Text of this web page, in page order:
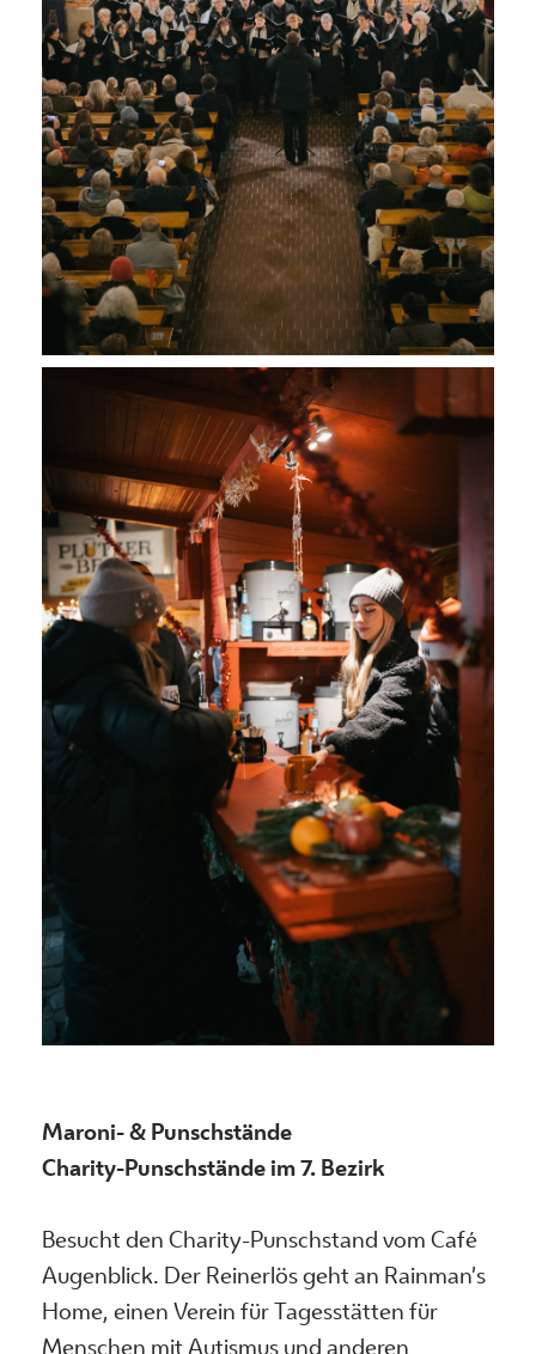
Maroni- & Punschstände
Charity-Punschstände im 7. Bezirk
Besucht den Charity-Punschstand vom Café
Augenblick. Der Reinerlös geht an Rainman’s
Home, einen Verein für Tagesstätten für